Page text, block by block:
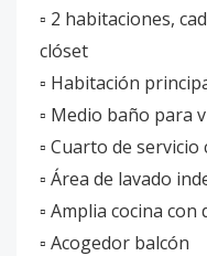
▫️ 2 habitaciones,
clóset
▫️ Habitación
▫️ Medio baño para
▫️ Cuarto de servicio
▫️ Área de lavado
▫️ Amplia cocina con
▫️ Acogedor balcón